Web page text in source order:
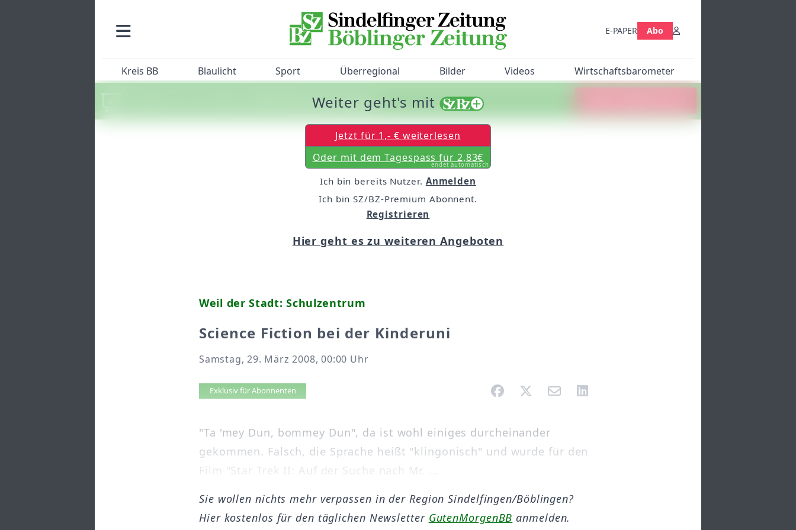
E-PAPER Abo
Kreis BB Blaulicht Sport Überregional Bilder Videos Wirtschaftsbarometer
Machen Sie mit beim SZ/BZ-Bürgerbarometer!
Weil der Stadt: Schulzentrum
Science Fiction bei der Kinderuni
Samstag, 29. März 2008, 00:00 Uhr
Artikel vorlesen
Exklusiv für Abonnenten
"Ta 'mey Dun, bommey Dun", da ist wohl einiges durcheinander
gekommen. Falsch, die Sprache heißt "klingonisch" und wurde für den
Film "Star Trek II: Auf der Suche nach Mr. ...
Weiter geht's mit
Jetzt für 1,- € weiterlesen
Oder mit dem Tagespass für 2,83€
endet automatisch
Ich bin bereits Nutzer. Anmelden
Ich bin SZ/BZ-Premium Abonnent.
Registrieren
Hier geht es zu weiteren Angeboten
Sie wollen nichts mehr verpassen in der Region Sindelfingen/Böblingen?
Hier kostenlos für den täglichen Newsletter GutenMorgenBB anmelden.